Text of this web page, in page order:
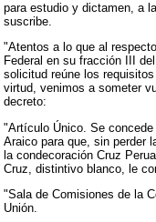
para estudio y dictamen, a
suscribe.
"Atentos a lo que al
Federal en su fracción III
solicitud reúne los
virtud, venimos a someter
decreto:
"Artículo Único. Se
Araico para que, sin perder
la condecoración Cruz
Cruz, distintivo blanco, le
"Sala de Comisiones de la
Unión.